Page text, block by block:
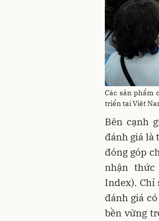
Các sản phẩm
triển tại Việt
Bên cạnh
đánh giá là
đóng góp
nhận thức
Index). Chỉ
đánh giá
bền vững